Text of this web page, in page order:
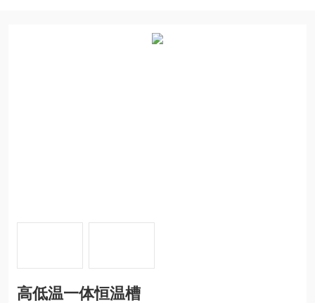
高低温一体恒温槽